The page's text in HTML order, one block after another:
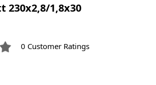
230x2,8/1,8x30
0 Customer Ratings